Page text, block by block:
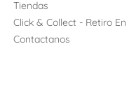
Tiendas
Click & Collect - Retiro
Contactanos